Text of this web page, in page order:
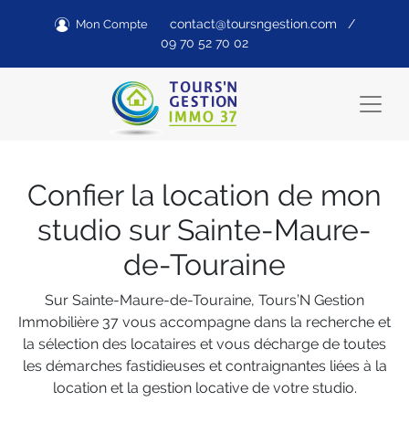
Mon Compte contact@toursngestion.com /
09 70 52 70 02
Confier la location de mon
studio sur Sainte-Maure-
de-Touraine
Sur Sainte-Maure-de-Touraine, Tours’N Gestion
Immobilière 37 vous accompagne dans la recherche et
la sélection des locataires et vous décharge de toutes
les démarches fastidieuses et contraignantes liées à la
location et la gestion locative de votre studio.